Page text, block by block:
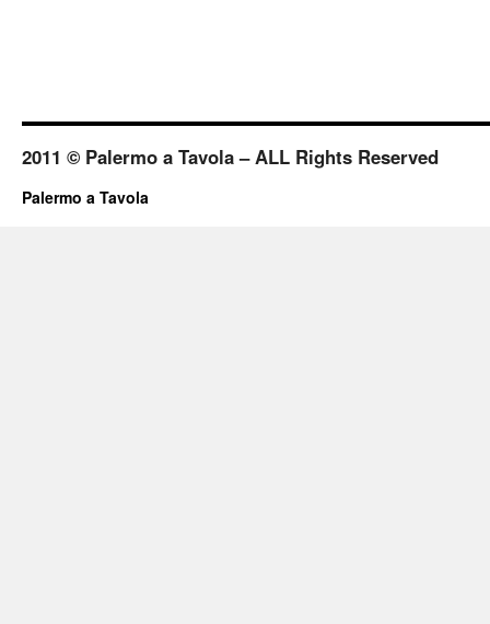
2011 © Palermo a Tavola – ALL Rights Reserved
Palermo a Tavola